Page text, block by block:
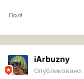
Лол!
iArbuzny
Опубликовано: